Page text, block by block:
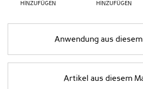
HINZUFÜGEN
HINZUFÜGEN
Anwendung aus
Artikel aus diesem